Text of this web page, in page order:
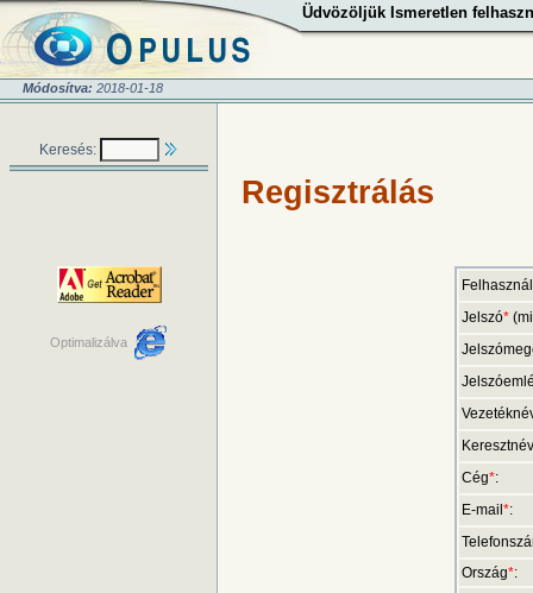
Üdvözöljük Ismeretlen
Módosítva: 2018-01-18
Keresés:
Optimalizálva
Regisztrálás
Jelszó*
Keresztnév
Cég*:
E-mail *:
Ország*: